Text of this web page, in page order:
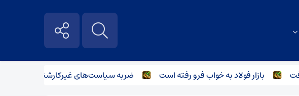
بازار فولاد به خواب فرو رفته است ضربه سیاست‌های غیرکارشناسانه بر صنعت فولاد و